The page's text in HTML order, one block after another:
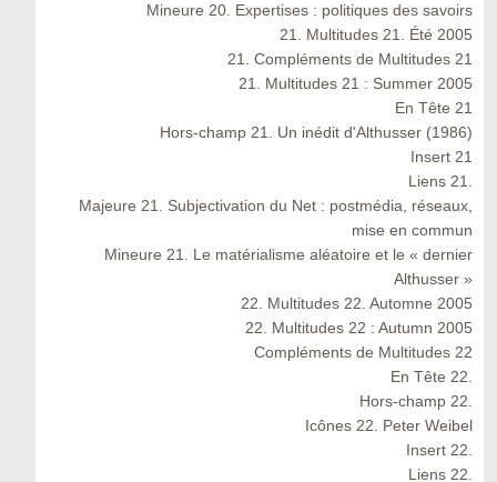
Mineure 20. Expertises : politiques des savoirs
21. Multitudes 21. Été 2005
21. Compléments de Multitudes 21
21. Multitudes 21 : Summer 2005
En Tête 21
Hors-champ 21. Un inédit d'Althusser (1986)
Insert 21
Liens 21.
Majeure 21. Subjectivation du Net : postmédia, réseaux,
mise en commun
Mineure 21. Le matérialisme aléatoire et le « dernier
Althusser »
22. Multitudes 22. Automne 2005
22. Multitudes 22 : Autumn 2005
Compléments de Multitudes 22
En Tête 22.
Hors-champ 22.
Icônes 22. Peter Weibel
Insert 22.
Liens 22.